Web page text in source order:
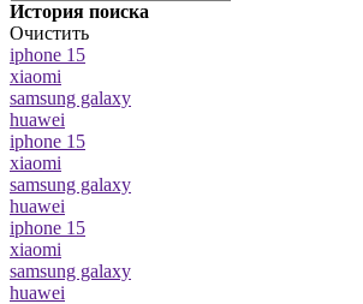
История поиска
Очистить
iphone 15
xiaomi
samsung galaxy
huawei
iphone 15
xiaomi
samsung galaxy
huawei
iphone 15
xiaomi
samsung galaxy
huawei